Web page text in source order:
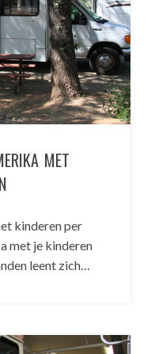
MET
kinderen per
met je kinderen
leent zich…